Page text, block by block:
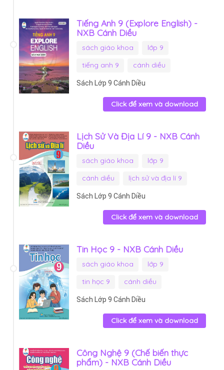
Tiếng Anh 9 (Explore English) -
NXB Cánh Diều
sách giáo khoa
lớp 9
tiếng anh 9
cánh diều
Sách Lớp 9 Cánh Diều
Click để xem và download
Lịch Sử Và Địa Lí 9 - NXB Cánh
Diều
sách giáo khoa
lớp 9
cánh diều
lịch sử và địa lí 9
Sách Lớp 9 Cánh Diều
Click để xem và download
Tin Học 9 - NXB Cánh Diều
sách giáo khoa
lớp 9
tin học 9
cánh diều
Sách Lớp 9 Cánh Diều
Click để xem và download
Công Nghệ 9 (Chế biến thực
phẩm) - NXB Cánh Diều